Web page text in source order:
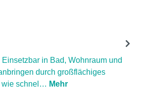
in Bad, Wohnraum und
durch großflächiges
wie schnel… Mehr